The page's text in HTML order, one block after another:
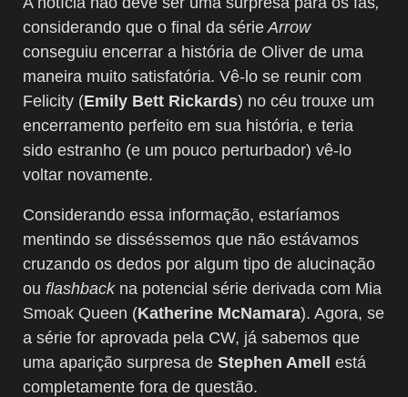
considerando que o final da série Arrow
conseguiu encerrar a história de Oliver de uma
maneira muito satisfatória. Vê-lo se reunir com
Felicity (Emily Bett Rickards) no céu trouxe um
encerramento perfeito em sua história, e teria
sido estranho (e um pouco perturbador) vê-lo
voltar novamente.
Considerando essa informação, estaríamos
mentindo se disséssemos que não estávamos
cruzando os dedos por algum tipo de alucinação
ou flashbackna potencial série derivada com Mia
Smoak Queen (Katherine McNamara). Agora, se
a série for aprovada pela CW, já sabemos que
uma aparição surpresa de Stephen Amell está
completamente fora de questão.